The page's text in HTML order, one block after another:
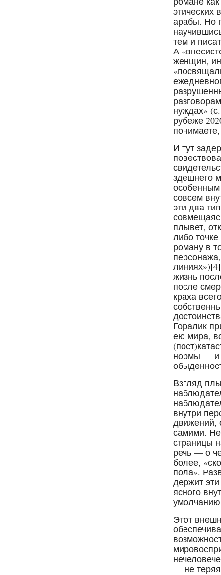
этических
арабы. Но
тем и
А
женщин,
нуждах»
рубеже
И тут
здешнего
совсем
эти два
плывет,
либо
роману в
линиях»)[4]
жизнь
после
краха
Горалик
ею мира,
нормы — и
Взгляд
внутри
движений,
самими.
страницы
речь — о
более,
пола».
держит
ясного
Этот
— не теряя